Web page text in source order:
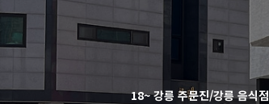
18~ 강릉 주문진/강릉 음식점